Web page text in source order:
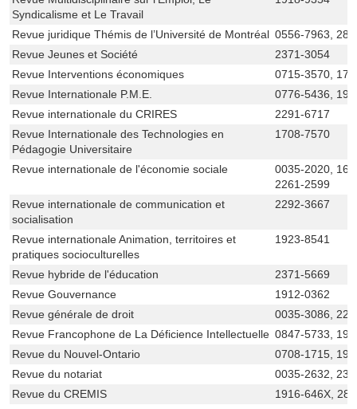
Syndicalisme et Le Travail
Revue juridique Thémis de l’Université de Montréal 0556-7963,
Revue Jeunes et Société
2371-3054
Revue Interventions économiques
0715-3570,
Revue Internationale P.M.E.
0776-5436,
Revue internationale du CRIRES
2291-6717
Revue Internationale des Technologies en
Pédagogie Universitaire
1708-7570
Revue internationale de l'économie sociale
0035-2020,
2261-2599
Revue internationale de communication et
socialisation
2292-3667
Revue internationale Animation, territoires et
pratiques socioculturelles
1923-8541
Revue hybride de l'éducation
2371-5669
Revue Gouvernance
1912-0362
Revue générale de droit
0035-3086,
Revue Francophone de La Déficience Intellectuelle 0847-5733,
Revue du Nouvel-Ontario
0708-1715,
Revue du notariat
0035-2632,
Revue du CREMIS
1916-646X,